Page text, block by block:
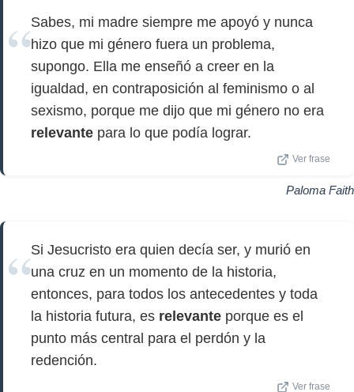
Sabes, mi madre siempre me apoyó y nunca
hizo que mi género fuera un problema,
supongo. Ella me enseñó a creer en la
igualdad, en contraposición al feminismo o al
sexismo, porque me dijo que mi género no era
relevante para lo que podía lograr.
Ver frase
Paloma Faith
Si Jesucristo era quien decía ser, y murió en
una cruz en un momento de la historia,
entonces, para todos los antecedentes y toda
la historia futura, es relevante porque es el
punto más central para el perdón y la
redención.
Ver frase